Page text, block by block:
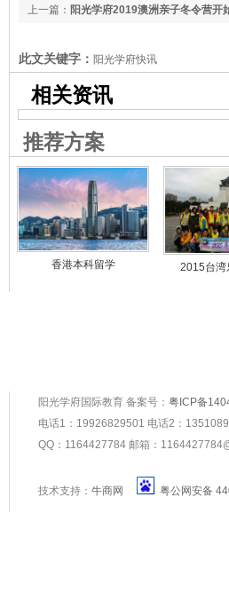
上一篇： 阳光学府2019澳洲亲子冬令营开
此文关键字： 阳光学府快讯
相关资讯
推荐方案
香港本科留学 2015台湾
阳光学府国际教育 备案号： 粤ICP备
电话1：19926829501 电话2：
QQ：1164427784 邮箱：
技术支持： 牛商网 粤公网安备